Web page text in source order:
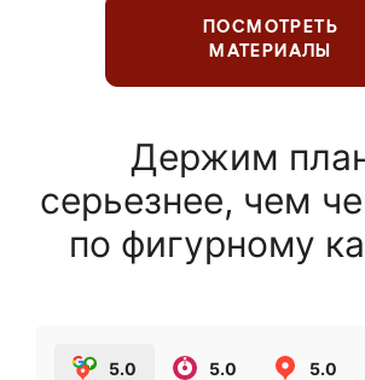
ПОСМОТРЕТЬ
МАТЕРИАЛЫ
Держим
серьезнее, чем
по фигурному
5.0 5.0 5.0